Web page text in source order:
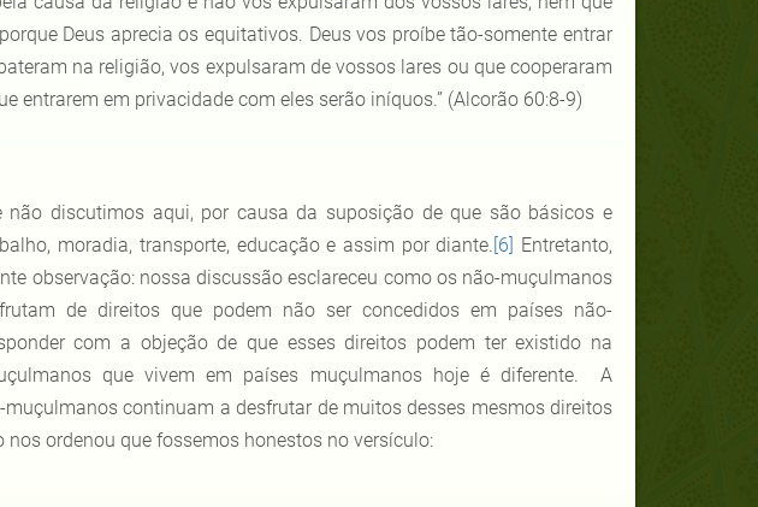
Deus aprecia os equitativos. Deus vos proíbe tão-somente entrar
na religião, vos expulsaram de vossos lares ou que cooperaram
entrarem em privacidade com eles serão iníquos.” (Alcorão 60:8-9)
não discutimos aqui, por causa da suposição de que são básicos e
moradia, transporte, educação e assim por diante.[6] Entretanto,
observação: nossa discussão esclareceu como os não-muçulmanos
de direitos que podem não ser concedidos em países não-
com a objeção de que esses direitos podem ter existido na
que vivem em países muçulmanos hoje é diferente. A
continuam a desfrutar de muitos desses mesmos direitos
ordenou que fossemos honestos no versículo: